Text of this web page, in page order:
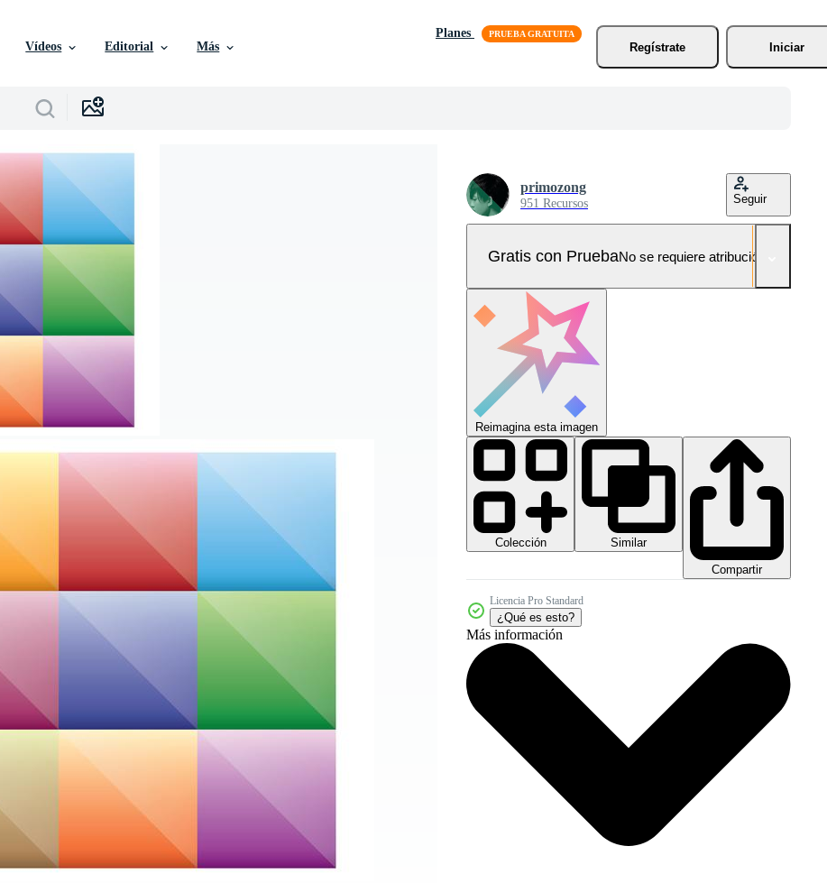
Vídeos Editorial Más
Planes
Regístrate
Iniciar
primozong
951 Recursos Seguir
Gratis con PruebaNo se requiere atribución!
Reimagina esta imagen
Colección
Similar
Compartir
Licencia Pro Standard
¿Qué es esto?
Más información